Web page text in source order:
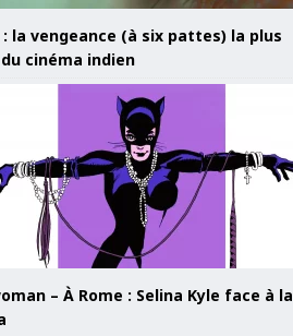
: la vengeance (à six pattes) la plus
cinéma indien
– À Rome : Selina Kyle face à la